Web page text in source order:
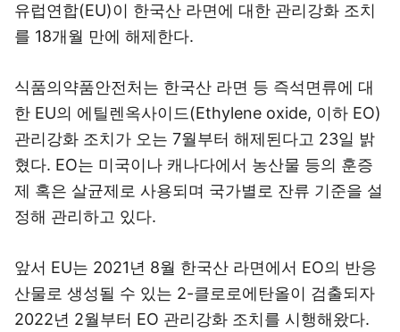
유럽연합(EU)이 한국산 라면에 대한 관리강화 조치
를 18개월 만에 해제한다.
식품의약품안전처는 한국산 라면 등 즉석면류에 대
한 EU의 에틸렌옥사이드(Ethylene oxide, 이하 EO)
관리강화 조치가 오는 7월부터 해제된다고 23일 밝
혔다. EO는 미국이나 캐나다에서 농산물 등의 훈증
제 혹은 살균제로 사용되며 국가별로 잔류 기준을 설
정해 관리하고 있다.
앞서 EU는 2021년 8월 한국산 라면에서 EO의 반응
산물로 생성될 수 있는 2-클로로에탄올이 검출되자
2022년 2월부터 EO 관리강화 조치를 시행해왔다.